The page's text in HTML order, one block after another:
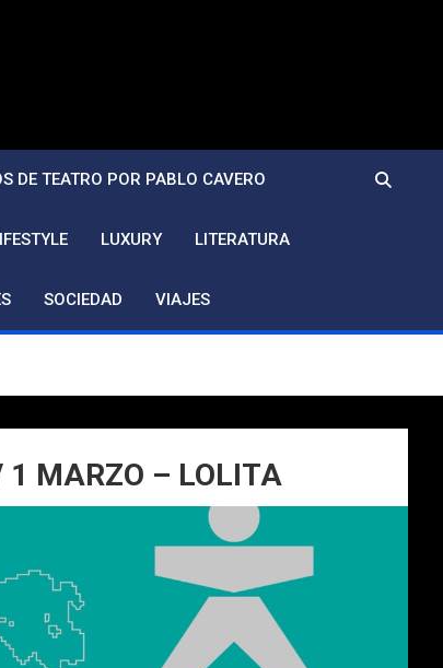
DE TEATRO POR PABLO CAVERO
LUXURY LITERATURA
SOCIEDAD VIAJES
1 MARZO – LOLITA